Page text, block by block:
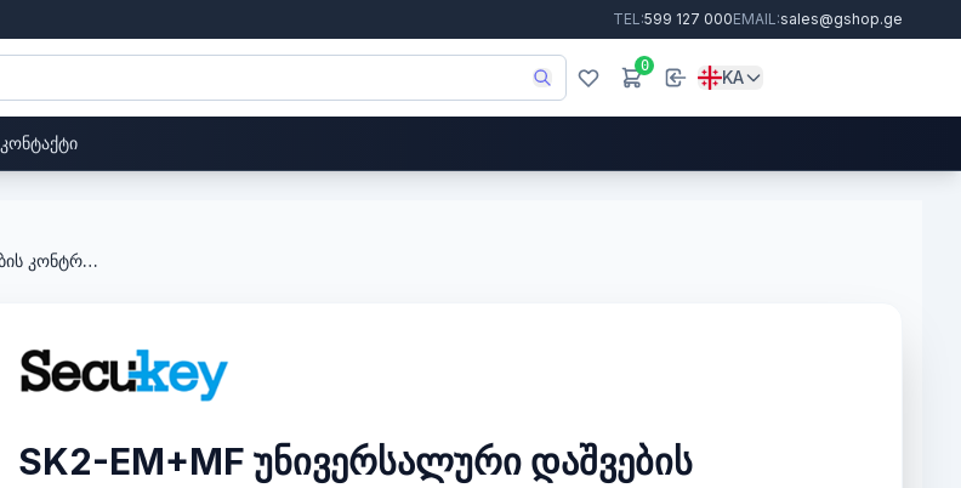
TEL:599 127 000EMAIL:sales@gshop.ge
0
KA
კონტაქტი
SK2-EM+MF უნივერსალური დაშვების კონტროლერი კლავიატურით
SK2-EM+MF უნივერსალური დაშვების